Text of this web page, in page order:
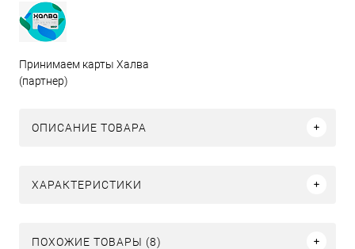
Принимаем карты Халва
(партнер)
ОПИСАНИЕ ТОВАРА
ХАРАКТЕРИСТИКИ
ПОХОЖИЕ ТОВАРЫ (8)